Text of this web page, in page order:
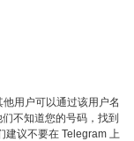
用户可以通过该用户名
不知道您的号码，找到
建议不要在 Telegram 上